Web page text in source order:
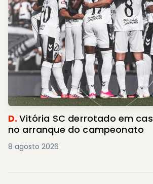
D.Vitória SC derrotado em
no arranque do campeonato
8 agosto 2026